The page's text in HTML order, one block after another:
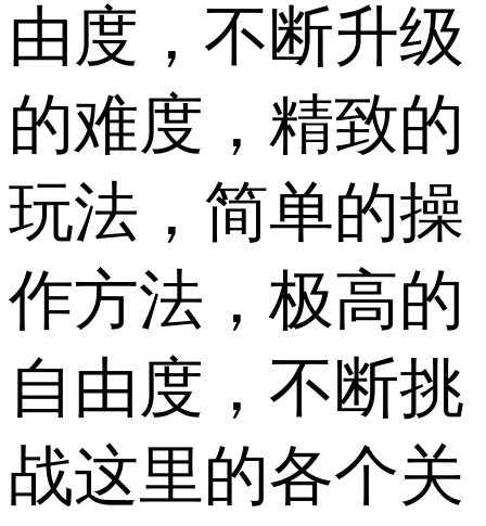
由度，不断升级
的难度，精致的
玩法，简单的操
作方法，极高的
自由度，不断挑
战这里的各个关